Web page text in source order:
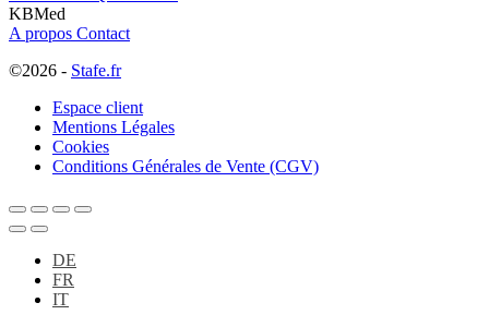
KBMed
A propos Contact
©2026 - Stafe.fr
Espace client
Mentions Légales
Cookies
Conditions Générales de Vente (CGV)
DE
FR
IT